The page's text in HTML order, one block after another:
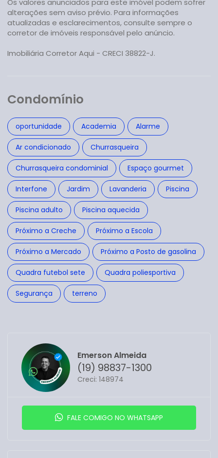
alterações sem aviso prévio. Para informações
atualizadas e esclarecimentos, consulte sempre o
corretor de imóveis responsável pelo anúncio.
Imobiliária Corretor Aqui - CRECI 38822-J.
Condomínio
oportunidade Academia Alarme
Ar condicionado Churrasqueira
Churrasqueira condominial Espaço gourmet
Interfone Jardim Lavanderia Piscina
Piscina adulto Piscina aquecida
Próximo a Creche Próximo a Escola
Próximo a Mercado Próximo a Posto de gasolina
Quadra futebol sete Quadra poliesportiva
Segurança terreno
Emerson Almeida
(19) 98837-1300
Creci: 148974
FALE COMIGO NO WHATSAPP